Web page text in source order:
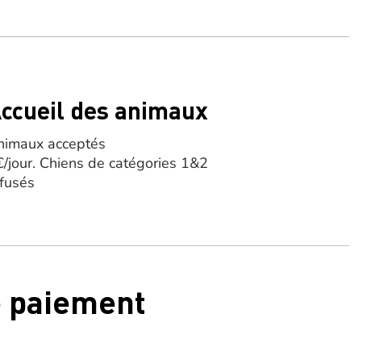
des animaux
acceptés
jour. Chiens de catégories 1&2
paiement